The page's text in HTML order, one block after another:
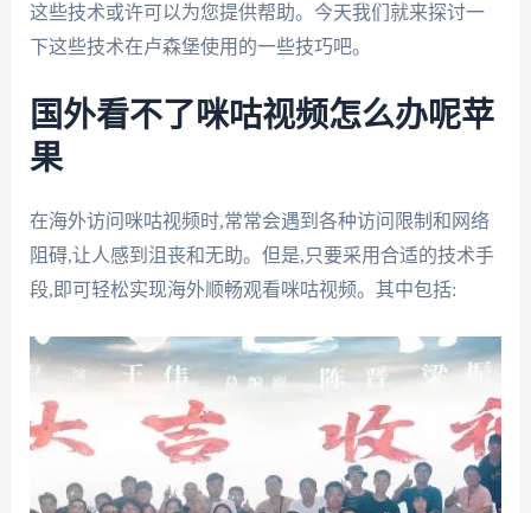
这些技术或许可以为您提供帮助。今天我们就来探讨一
下这些技术在卢森堡使用的一些技巧吧。
国外看不了咪咕视频怎么办呢苹
果
在海外访问咪咕视频时,常常会遇到各种访问限制和网络
阻碍,让人感到沮丧和无助。但是,只要采用合适的技术手
段,即可轻松实现海外顺畅观看咪咕视频。其中包括: